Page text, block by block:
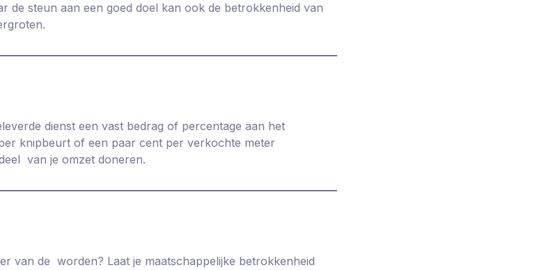
de steun aan een goed doel kan ook de betrokkenheid van
dienst een vast bedrag of percentage aan het
knipbeurt of een paar cent per verkochte meter
van je omzet doneren.
van de worden? Laat je maatschappelijke betrokkenheid